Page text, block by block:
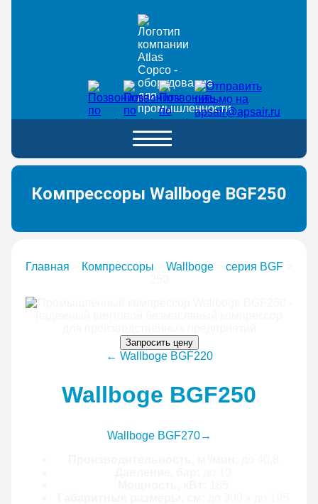
Компрессоры Wallboge BGF250
Главная Компрессоры Wallboge серия BGF
Запросить цену
← Wallboge BGF220
Wallboge BGF250
Wallboge BGF270→